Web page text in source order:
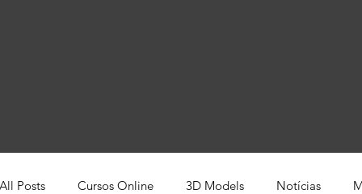
All Posts Cursos Online 3D Models Notícias